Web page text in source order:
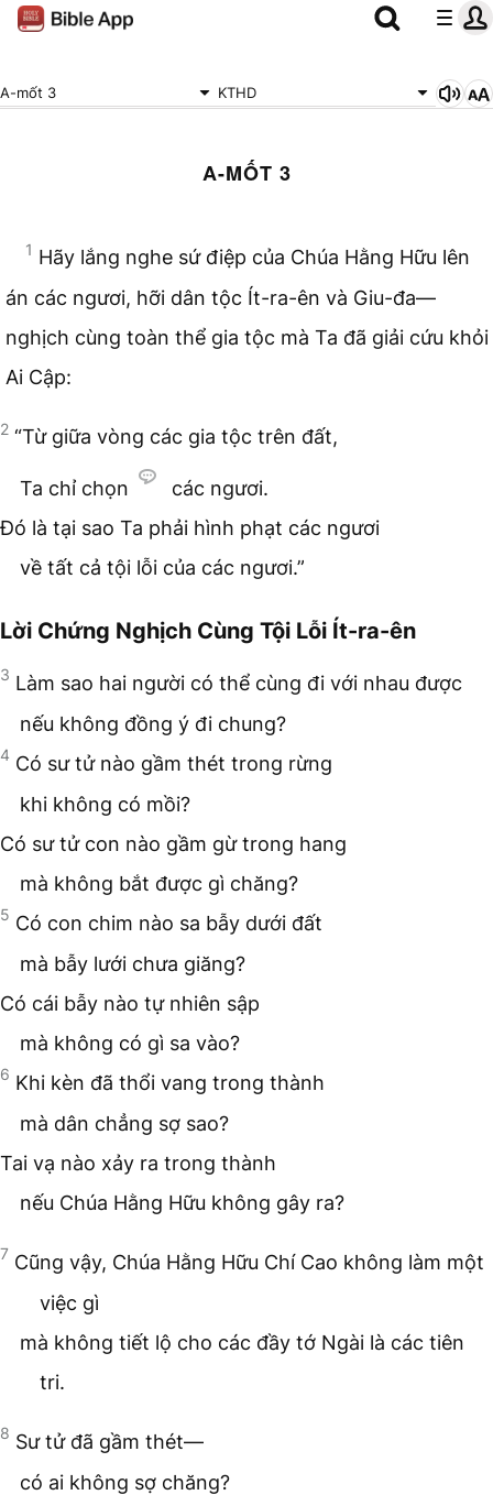
A-mốt 3 KTHD
A-MỐT 3
1 Hãy lắng nghe sứ điệp của Chúa Hằng Hữu lên
án các ngươi, hỡi dân tộc Ít-ra-ên và Giu-đa—
nghịch cùng toàn thể gia tộc mà Ta đã giải cứu khỏi
Ai Cập:
2 “Từ giữa vòng các gia tộc trên đất,
Ta chỉ chọn
các ngươi.
Đó là tại sao Ta phải hình phạt các ngươi
về tất cả tội lỗi của các ngươi.”
Lời Chứng Nghịch Cùng Tội Lỗi Ít-ra-ên
3 Làm sao hai người có thể cùng đi với nhau được
nếu không đồng ý đi chung?
4 Có sư tử nào gầm thét trong rừng
khi không có mồi?
Có sư tử con nào gầm gừ trong hang
mà không bắt được gì chăng?
5 Có con chim nào sa bẫy dưới đất
mà bẫy lưới chưa giăng?
Có cái bẫy nào tự nhiên sập
mà không có gì sa vào?
6 Khi kèn đã thổi vang trong thành
mà dân chẳng sợ sao?
Tai vạ nào xảy ra trong thành
nếu Chúa Hằng Hữu không gây ra?
7 Cũng vậy, Chúa Hằng Hữu Chí Cao không làm một
việc gì
mà không tiết lộ cho các đầy tớ Ngài là các tiên
tri.
8 Sư tử đã gầm thét—
có ai không sợ chăng?